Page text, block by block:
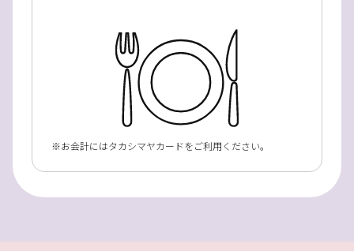
お会計にはタカシマヤカードをご利用ください。